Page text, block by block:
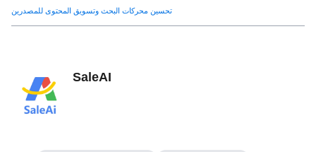
تحسين محركات البحث وتسويق المحتوى للمصدرين
SaleAI